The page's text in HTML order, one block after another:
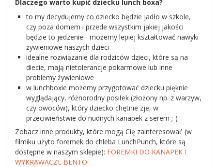
Dlaczego warto kupić dziecku lunch boxa?
to my decydujemy co dziecko będzie jadło w szkole,
czy poza domem i przede wszystkim jakiej jakości
będzie to jedzenie - możemy lepiej kształtować nawyki
żywieniowe naszych dzieci
idealne rozwiązanie dla rodziców dzieci, które są na
diecie, mają nietolerancje pokarmowe lub inne
problemy żywieniowe
w lunchboxie możemy przygotować dziecku pięknie
wyglądający, różnorodny posiłek (złożony np. z warzyw,
czy owoców), który dziecko chętnie zje, w
przeciwieństwie do nudnych kanapek z serem ;-)
Zobacz inne produkty, które mogą Cię zainteresować (w
filmiku użyto foremek do chleba LunchPunch, które są
dostępne w naszym sklepie): FOREMKI DO KANAPEK I
WYKRAWACZE BENTO